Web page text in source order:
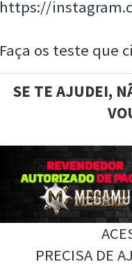
https://
Faça os teste que
SE TE AJUDEI,
PRECISA DE